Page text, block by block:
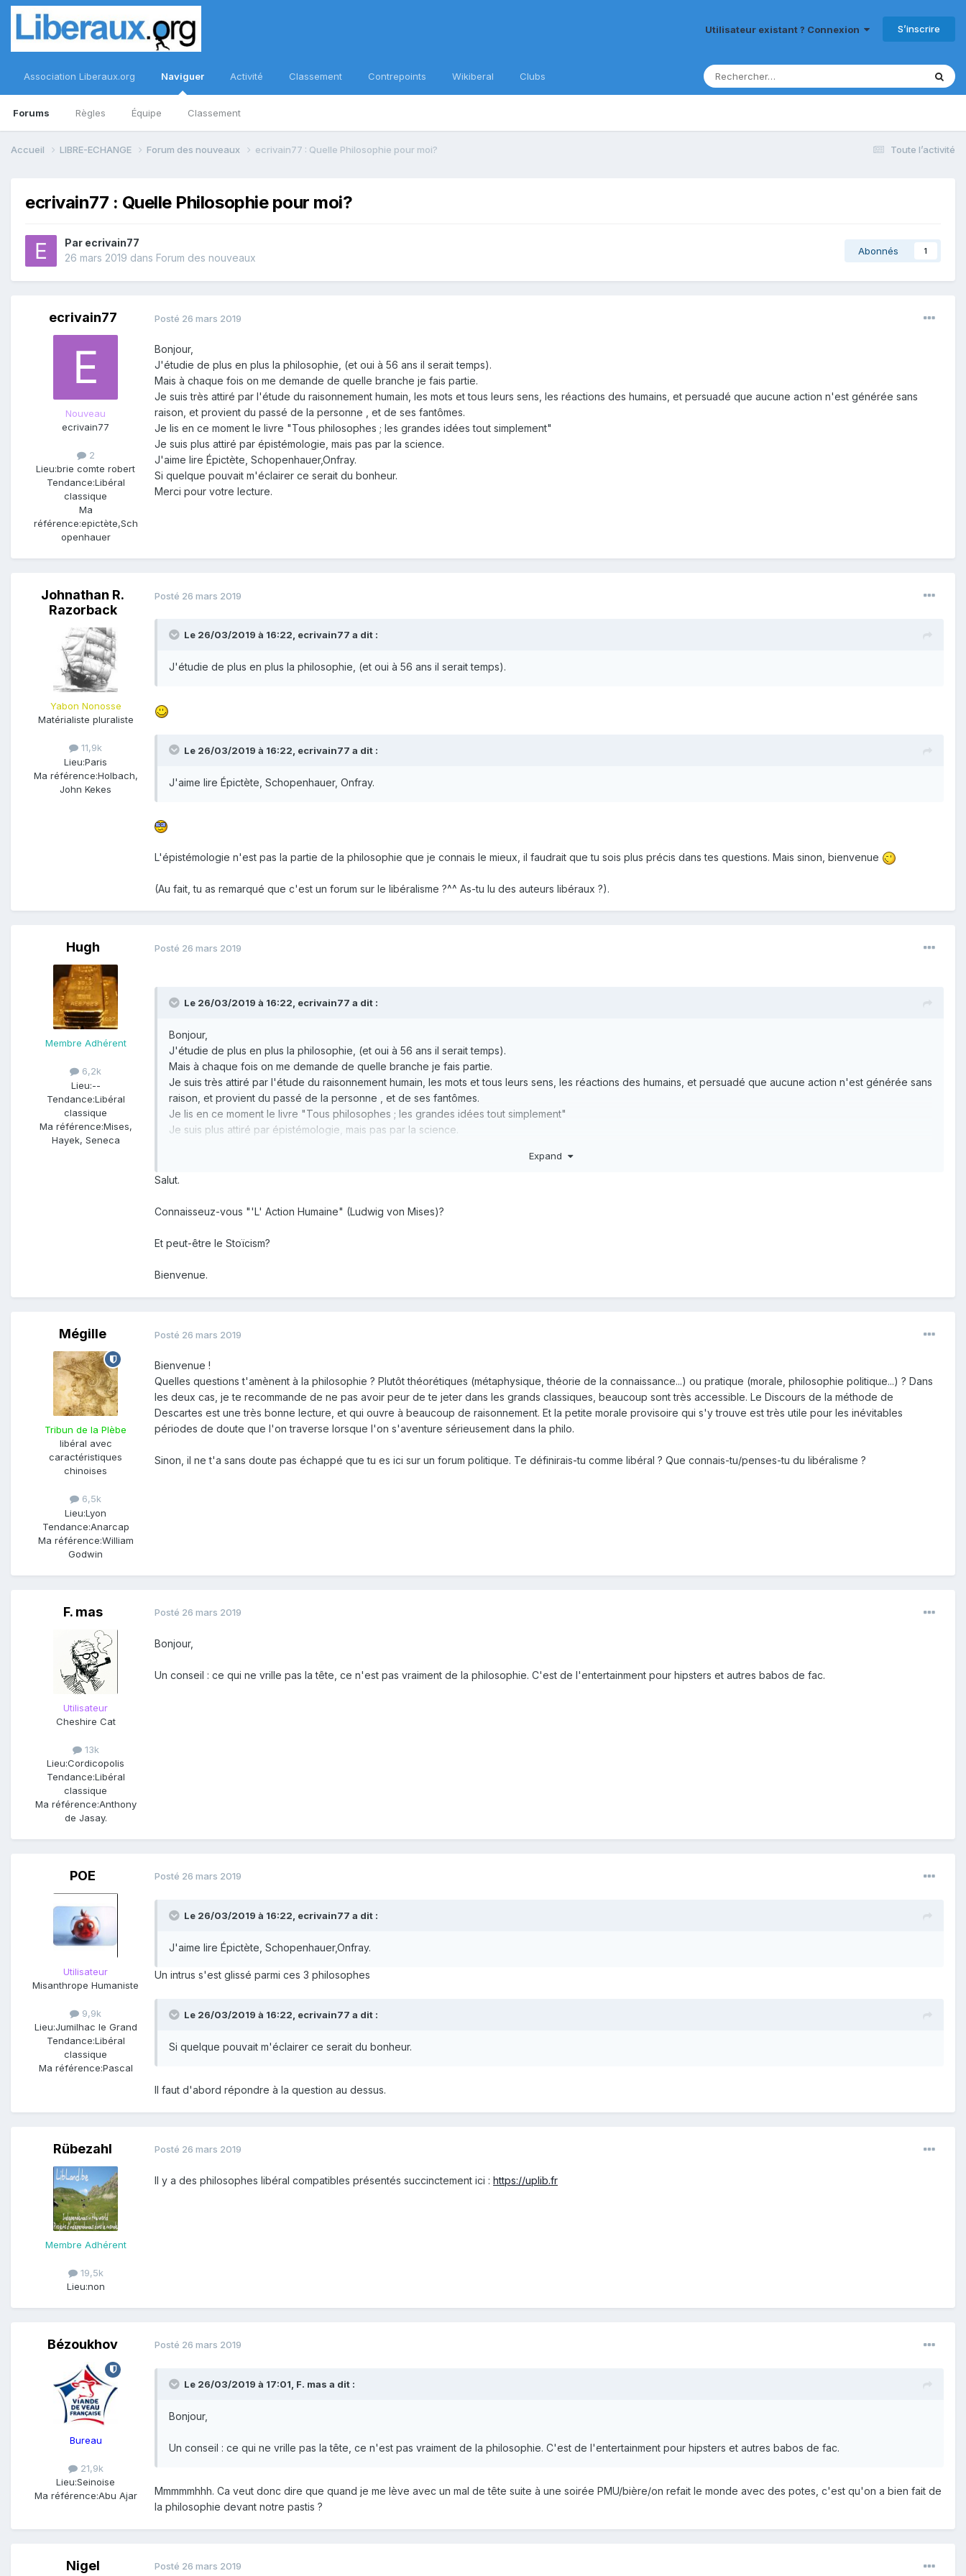
Utilisateur existant ? Connexion S’inscrire
Association Liberaux.org Naviguer
Forums Règles Équipe Classement
Activité Classement Contrepoints Wikiberal Clubs
Toute l’activité
Accueil LIBRE-ECHANGE Forum des nouveaux ecrivain77 : Quelle Philosophie pour moi?
ecrivain77 : Quelle Philosophie pour moi?
Par ecrivain77
26 mars 2019 dans Forum des nouveaux
Abonnés 1
ecrivain77
Nouveau
ecrivain77
2
Lieu:brie comte robert
Tendance:Libéral
classique
Ma
référence:epictète,Sch
openhauer
Posté 26 mars 2019
Bonjour,
J'étudie de plus en plus la philosophie, (et oui à 56 ans il serait temps).
Mais à chaque fois on me demande de quelle branche je fais partie.
Je suis très attiré par l'étude du raisonnement humain, les mots et tous leurs sens, les réactions des humains, et persuadé que aucune action n'est générée sans
raison, et provient du passé de la personne , et de ses fantômes.
Je lis en ce moment le livre "Tous philosophes ; les grandes idées tout simplement"
Je suis plus attiré par épistémologie, mais pas par la science.
J'aime lire Épictète, Schopenhauer,Onfray.
Si quelque pouvait m'éclairer ce serait du bonheur.
Merci pour votre lecture.
Johnathan R.
Razorback
Yabon Nonosse
Matérialiste pluraliste
11,9k
Lieu:Paris
Ma référence:Holbach,
John Kekes
Posté 26 mars 2019
Le 26/03/2019 à 16:22, ecrivain77 a dit :
J'étudie de plus en plus la philosophie, (et oui à 56 ans il serait temps).
Le 26/03/2019 à 16:22, ecrivain77 a dit :
J'aime lire Épictète, Schopenhauer, Onfray.
L'épistémologie n'est pas la partie de la philosophie que je connais le mieux, il faudrait que tu sois plus précis dans tes questions. Mais sinon, bienvenue
(Au fait, tu as remarqué que c'est un forum sur le libéralisme ?^^ As-tu lu des auteurs libéraux ?).
Hugh
Membre Adhérent
6,2k
Lieu:--
Tendance:Libéral
classique
Ma référence:Mises,
Hayek, Seneca
Posté 26 mars 2019
Le 26/03/2019 à 16:22, ecrivain77 a dit :
Bonjour,
J'étudie de plus en plus la philosophie, (et oui à 56 ans il serait temps).
Mais à chaque fois on me demande de quelle branche je fais partie.
Je suis très attiré par l'étude du raisonnement humain, les mots et tous leurs sens, les réactions des humains, et persuadé que aucune action n'est générée sans
raison, et provient du passé de la personne , et de ses fantômes.
Je lis en ce moment le livre "Tous philosophes ; les grandes idées tout simplement"
Je suis plus attiré par épistémologie, mais pas par la science.
Merci pour votre lecture.
Expand
Salut.
Connaisseuz-vous "'L' Action Humaine" (Ludwig von Mises)?
Et peut-être le Stoïcism?
Bienvenue.
Mégille
Tribun de la Plèbe
libéral avec
caractéristiques
chinoises
6,5k
Lieu:Lyon
Tendance:Anarcap
Ma référence:William
Godwin
Posté 26 mars 2019
Bienvenue !
Quelles questions t'amènent à la philosophie ? Plutôt théorétiques (métaphysique, théorie de la connaissance...) ou pratique (morale, philosophie politique...) ? Dans
les deux cas, je te recommande de ne pas avoir peur de te jeter dans les grands classiques, beaucoup sont très accessible. Le Discours de la méthode de
Descartes est une très bonne lecture, et qui ouvre à beaucoup de raisonnement. Et la petite morale provisoire qui s'y trouve est très utile pour les inévitables
périodes de doute que l'on traverse lorsque l'on s'aventure sérieusement dans la philo.
Sinon, il ne t'a sans doute pas échappé que tu es ici sur un forum politique. Te définirais-tu comme libéral ? Que connais-tu/penses-tu du libéralisme ?
F. mas
Utilisateur
Cheshire Cat
13k
Lieu:Cordicopolis
Tendance:Libéral
classique
Ma référence:Anthony
de Jasay.
Posté 26 mars 2019
Bonjour,
Un conseil : ce qui ne vrille pas la tête, ce n'est pas vraiment de la philosophie. C'est de l'entertainment pour hipsters et autres babos de fac.
POE
Utilisateur
Misanthrope Humaniste
9,9k
Lieu:Jumilhac le Grand
Tendance:Libéral
classique
Ma référence:Pascal
Posté 26 mars 2019
Le 26/03/2019 à 16:22, ecrivain77 a dit :
J'aime lire Épictète, Schopenhauer,Onfray.
Un intrus s'est glissé parmi ces 3 philosophes
Le 26/03/2019 à 16:22, ecrivain77 a dit :
Si quelque pouvait m'éclairer ce serait du bonheur.
Il faut d'abord répondre à la question au dessus.
Rübezahl
Membre Adhérent
19,5k
Lieu:non
Posté 26 mars 2019
Il y a des philosophes libéral compatibles présentés succinctement ici : https://uplib.fr
Bézoukhov
Bureau
21,9k
Lieu:Seinoise
Ma référence:Abu Ajar
Posté 26 mars 2019
Le 26/03/2019 à 17:01, F. mas a dit :
Bonjour,
Un conseil : ce qui ne vrille pas la tête, ce n'est pas vraiment de la philosophie. C'est de l'entertainment pour hipsters et autres babos de fac.
Mmmmmhhh. Ca veut donc dire que quand je me lève avec un mal de tête suite à une soirée PMU/bière/on refait le monde avec des potes, c'est qu'on a bien fait de
la philosophie devant notre pastis ?
Nigel Posté 26 mars 2019